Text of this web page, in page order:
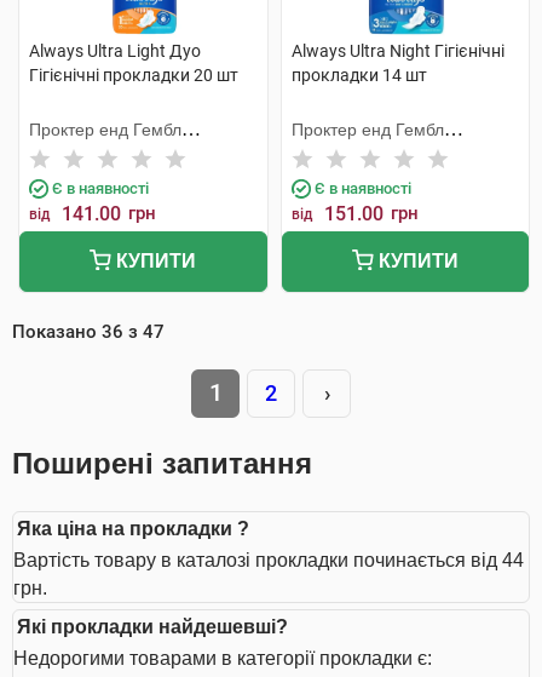
Always Ultra Light Дуо
Гігієнічні прокладки 20 шт
Проктер енд Гембл
Мануфекчурінг
Є в наявності
від 141.00 грн
КУПИТИ
Always Ultra Night Гігієнічні
прокладки 14 шт
Проктер енд Гембл
Мануфекчурінг
Є в наявності
від 151.00 грн
КУПИТИ
Показано 36 з 47
1 2 ›
Поширені запитання
Яка ціна на прокладки ?
Вартість товару в каталозі прокладки починається від 44
грн.
Які прокладки найдешевші?
Недорогими товарами в категорії прокладки є: